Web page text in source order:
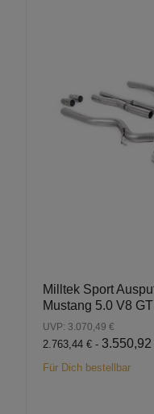
Milltek Sport
Mustang 5.0 V8
UVP: 3.070,49 €
2.763,44 € - 3.550,92
Für Dich bestellbar